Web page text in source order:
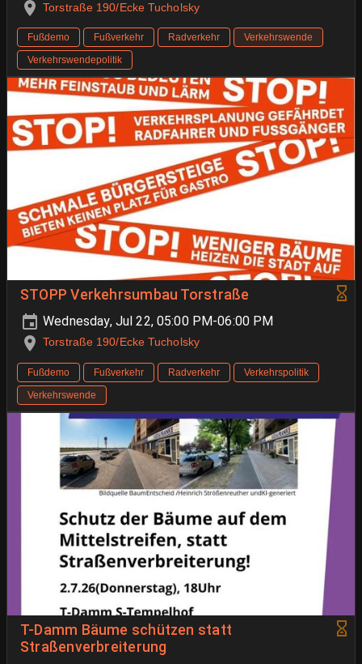
Torstraße 190/Ecke Tucholsky
Fußdemo Fußverkehr Radverkehr
Verkehrswende
Verkehrswendepolitik
STOPP Verkehrsumbau Torstraße
Wednesday, Jul 22, 05:00 PM-06:00 PM
Torstraße 190/Ecke Tucholsky
Fußdemo Fußverkehr Radverkehr
Verkehrspolitik
Verkehrswende
T-Damm Bäume schützen statt
Straßenverbreiterung